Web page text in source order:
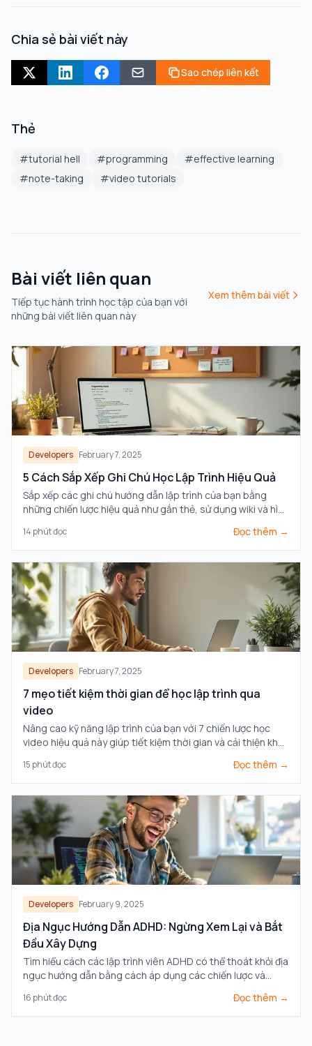
Chia sẻ bài viết này
Sao chép liên kết
Thẻ
#tutorial hell #programming #effective learning
#note-taking #video tutorials
Bài viết liên quan
Tiếp tục hành trình học tập của bạn với
những bài viết liên quan này
Xem thêm bài viết
Developers February 7, 2025
5 Cách Sắp Xếp Ghi Chú Học Lập Trình Hiệu Quả
Sắp xếp các ghi chú hướng dẫn lập trình của bạn bằng
những chiến lược hiệu quả như gắn thẻ, sử dụng wiki và hình
14 phút đọc Đọc thêm →
Developers February 7, 2025
7 mẹo tiết kiệm thời gian để học lập trình qua
video
Nâng cao kỹ năng lập trình của bạn với 7 chiến lược học
video hiệu quả này giúp tiết kiệm thời gian và cải thiện khả
15 phút đọc Đọc thêm →
Developers February 9, 2025
Địa Ngục Hướng Dẫn ADHD: Ngừng Xem Lại và Bắt
Đầu Xây Dựng
Tìm hiểu cách các lập trình viên ADHD có thể thoát khỏi địa
ngục hướng dẫn bằng cách áp dụng các chiến lược và
16 phút đọc Đọc thêm →